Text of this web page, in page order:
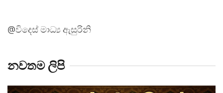
@විදෙස් මාධ්‍ය ඇසුරිනි
නවතම ලිපි